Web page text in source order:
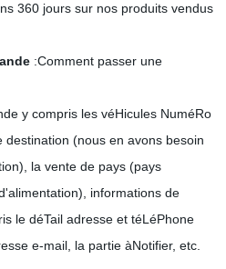
360 jours sur nos produits vendus
:Comment passer une
y compris les véHicules NuméRo
(nous en avons besoin
la vente de pays (pays
informations de
le déTail adresse et téLéPhone
e-mail, la partie àNotifier, etc.